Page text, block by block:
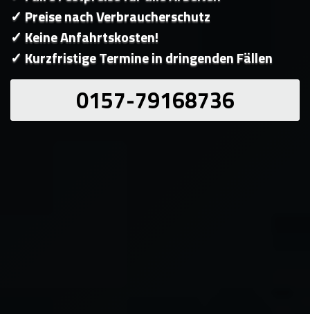
✓ Preise nach Verbraucherschutz
✓ Keine Anfahrtskosten!
✓ Kurzfristige Termine in dringenden Fällen
0157-79168736